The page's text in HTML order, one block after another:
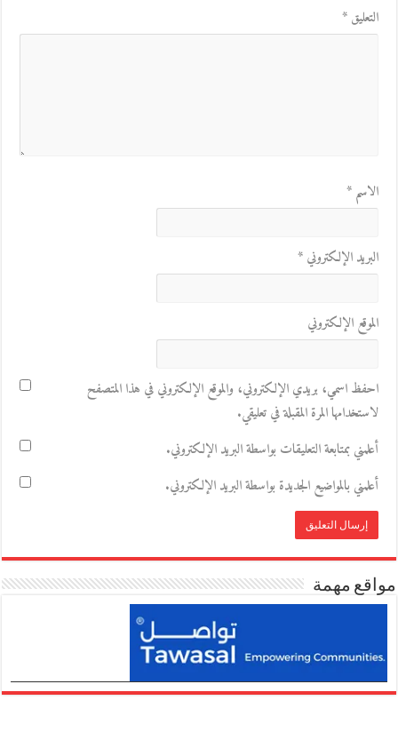
التعليق*
الاسم*
البريد الإلكتروني*
الموقع الإلكتروني
احفظ اسمي، بريدي الإلكتروني، والموقع الإلكتروني في هذا المتصفح
لاستخدامها المرة المقبلة في تعليقي.
أعلمني بمتابعة التعليقات بواسطة البريد الإلكتروني.
أعلمني بالمواضيع الجديدة بواسطة البريد الإلكتروني.
مواقع مهمة